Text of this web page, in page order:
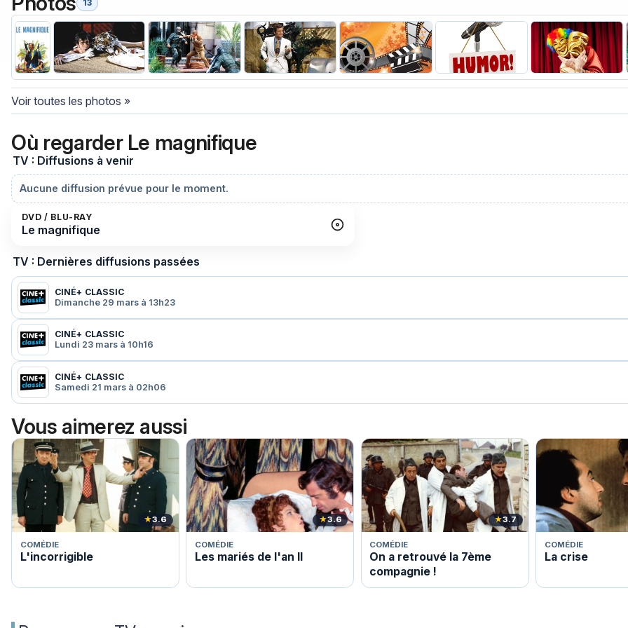
13
Voir toutes les photos »
Où regarder Le magnifique
TV : Diffusions à venir
Aucune diffusion prévue pour le moment.
DVD / BLU-RAY
Le magnifique
TV : Dernières diffusions passées
CINÉ+ CLASSIC
Dimanche 29 mars à 13h23
CINÉ+ CLASSIC
Lundi 23 mars à 10h16
CINÉ+ CLASSIC
Samedi 21 mars à 02h06
Vous aimerez aussi
★3.6
COMÉDIE
L'incorrigible
★3.6
COMÉDIE
Les mariés de l'an II
★3.7
COMÉDIE
On a retrouvé la 7ème
compagnie !
COMÉDIE
La crise